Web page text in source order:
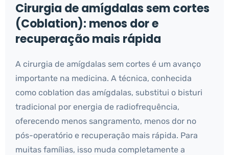
Cirurgia de amígdalas sem cortes
(Coblation): menos dor e
recuperação mais rápida
A cirurgia de amígdalas sem cortes é um avanço
importante na medicina. A técnica, conhecida
como coblation das amígdalas, substitui o bisturi
tradicional por energia de radiofrequência,
oferecendo menos sangramento, menos dor no
pós-operatório e recuperação mais rápida. Para
muitas famílias, isso muda completamente a